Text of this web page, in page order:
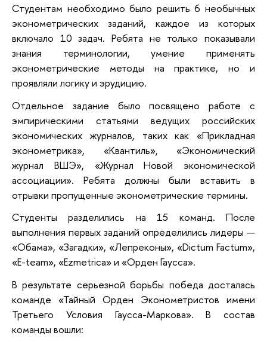
Студентам необходимо было решить 6 необычных
эконометрических заданий, каждое из которых
включало 10 задач. Ребята не только показывали
знания терминологии, умение применять
эконометрические методы на практике, но и
проявляли логику и эрудицию.
Отдельное задание было посвящено работе с
эмпирическими статьями ведущих российских
экономических журналов, таких как «Прикладная
эконометрика», «Квантиль», «Экономический
журнал ВШЭ», «Журнал Новой экономической
ассоциации». Ребята должны были вставить в
отрывки пропущенные эконометрические термины.
Студенты разделились на 15 команд. После
выполнения первых заданий определились лидеры —
«Обама», «Загадки», «Лепреконы», «Dictum Factum»,
«E-team», «Ezmetrica» и «Орден Гаусса».
В результате серьезной борьбы победа досталась
команде «Тайный Орден Эконометристов имени
Третьего Условия Гаусса-Маркова». В состав
команды вошли: